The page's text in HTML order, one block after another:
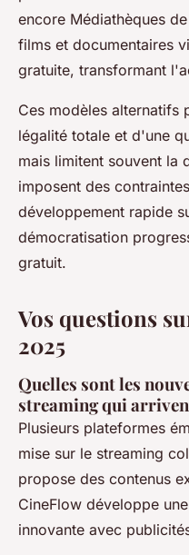
encore Médiathèques
films et documentaires
gratuite, transformant
Ces modèles alternatifs
légalité totale et d'une
mais limitent souvent la
imposent des
développement rapide
démocratisation
gratuit.
Vos questions
2025
Quelles sont les
streaming qui
Plusieurs plateformes
mise sur le streaming
propose des contenus
CineFlow développe
innovante avec